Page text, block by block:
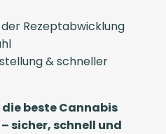
Rezeptabwicklung
& schneller
beste Cannabis
sicher, schnell und